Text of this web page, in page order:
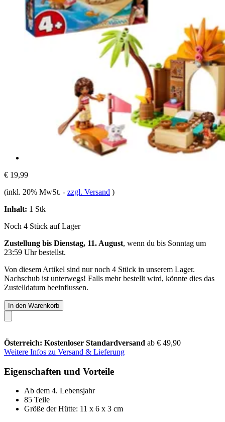
€ 19,99
(inkl. 20% MwSt. - zzgl. Versand )
Inhalt: 1 Stk
Noch 4 Stück auf Lager
Zustellung bis Dienstag, 11. August, wenn du bis Sonntag um
23:59 Uhrbestellst.
Von diesem Artikel sind nur noch 4 Stück in unserem Lager.
Nachschub ist unterwegs! Falls mehr bestellt wird, könnte dies das
Zustelldatum beeinflussen.
In den Warenkorb
Österreich: Kostenloser Standardversand ab € 49,90
Weitere Infos zu Versand & Lieferung
Eigenschaften und Vorteile
Ab dem 4. Lebensjahr
85 Teile
Größe der Hütte: 11 x 6 x 3 cm